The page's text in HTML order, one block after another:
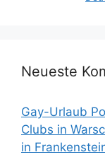
Neueste
Gay-Urlaub
Clubs in
in